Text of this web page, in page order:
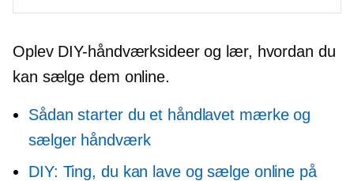
Oplev DIY-håndværksideer og lær, hvordan du
kan sælge dem online.
Sådan starter du et håndlavet mærke og
sælger håndværk
DIY: Ting, du kan lave og sælge online på